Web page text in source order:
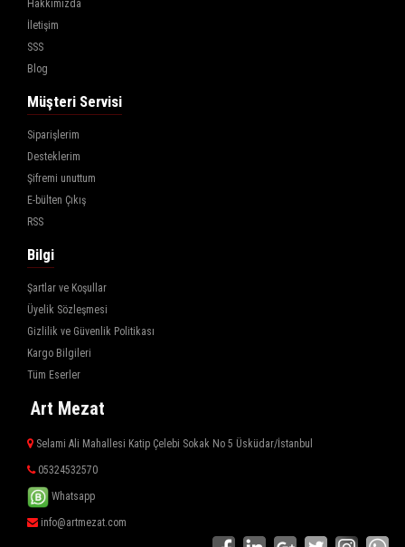
Hakkımızda
İletişim
SSS
Blog
Müşteri Servisi
Siparişlerim
Desteklerim
Şifremi unuttum
E-bülten Çıkış
RSS
Bilgi
Şartlar ve Koşullar
Üyelik Sözleşmesi
Gizlilik ve Güvenlik Politikası
Kargo Bilgileri
Tüm Eserler
Art Mezat
Selami Ali Mahallesi Katip Çelebi Sokak No 5 Üsküdar/İstanbul
05324532570
Whatsapp
info@artmezat.com